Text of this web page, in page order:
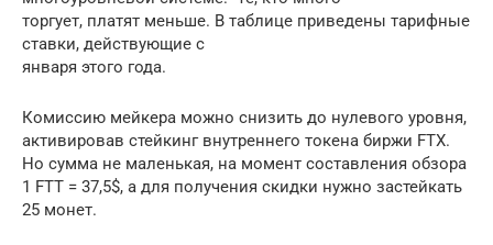
торгует, платят меньше. В таблице приведены тарифные
ставки, действующие с
января этого года.
Комиссию мейкера можно снизить до нулевого уровня,
активировав стейкинг внутреннего токена биржи FTX.
Но сумма не маленькая, на момент составления обзора
1 FTT = 37,5$, а для получения скидки нужно застейкать
25 монет.